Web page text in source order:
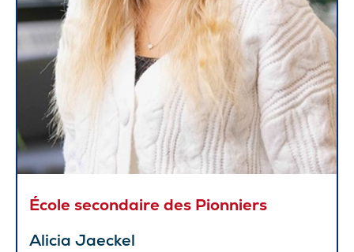
École secondaire des Pionniers
Alicia Jaeckel